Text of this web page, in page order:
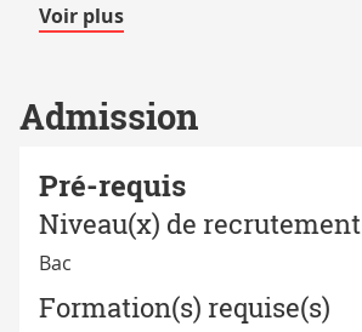
Voir plusde
Admission
Pré-requis
Niveau(x) de recrutement
Bac
Formation(s) requise(s)